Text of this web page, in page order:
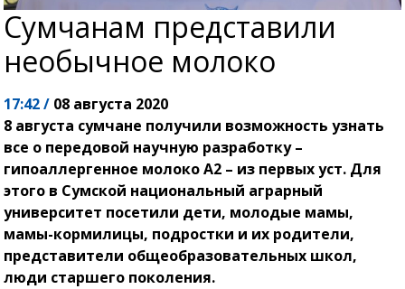
Сумчанам представили
необычное молоко
17:42 / 08 августа 2020
8 августа сумчане получили возможность узнать
все о передовой научную разработку –
гипоаллергенное молоко А2 – из первых уст. Для
этого в Сумской национальный аграрный
университет посетили дети, молодые мамы,
мамы-кормилицы, подростки и их родители,
представители общеобразовательных школ,
люди старшего поколения.